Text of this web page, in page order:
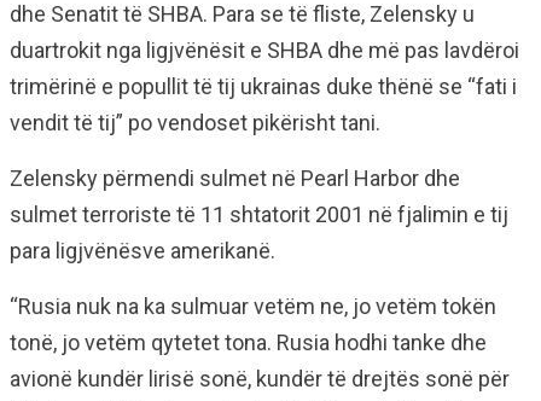
dhe Senatit të SHBA. Para se të fliste, Zelensky u
duartrokit nga ligjvënësit e SHBA dhe më pas lavdëroi
trimërinë e popullit të tij ukrainas duke thënë se “fati i
vendit të tij” po vendoset pikërisht tani.
Zelensky përmendi sulmet në Pearl Harbor dhe
sulmet terroriste të 11 shtatorit 2001 në fjalimin e tij
para ligjvënësve amerikanë.
“Rusia nuk na ka sulmuar vetëm ne, jo vetëm tokën
tonë, jo vetëm qytetet tona. Rusia hodhi tanke dhe
avionë kundër lirisë sonë, kundër të drejtës sonë për